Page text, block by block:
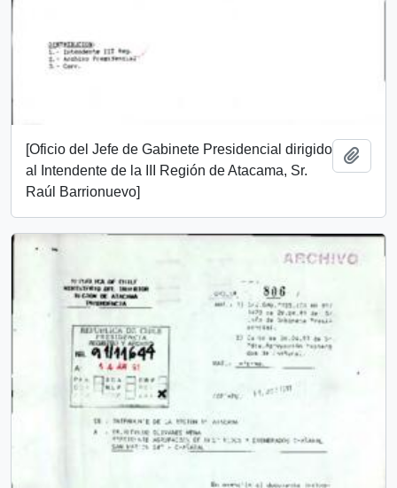
[Oficio del Jefe de Gabinete Presidencial dirigido
al Intendente de la III Región de Atacama, Sr.
Raúl Barrionuevo]